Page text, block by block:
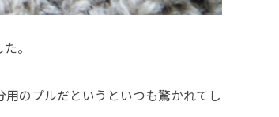
。
のプルだというといつも驚かれてし